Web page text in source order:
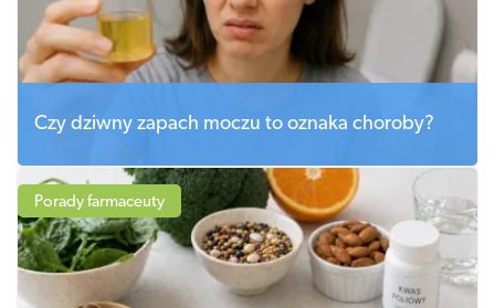
Czy dziwny zapach moczu to oznaka choroby?
Porady farmaceuty